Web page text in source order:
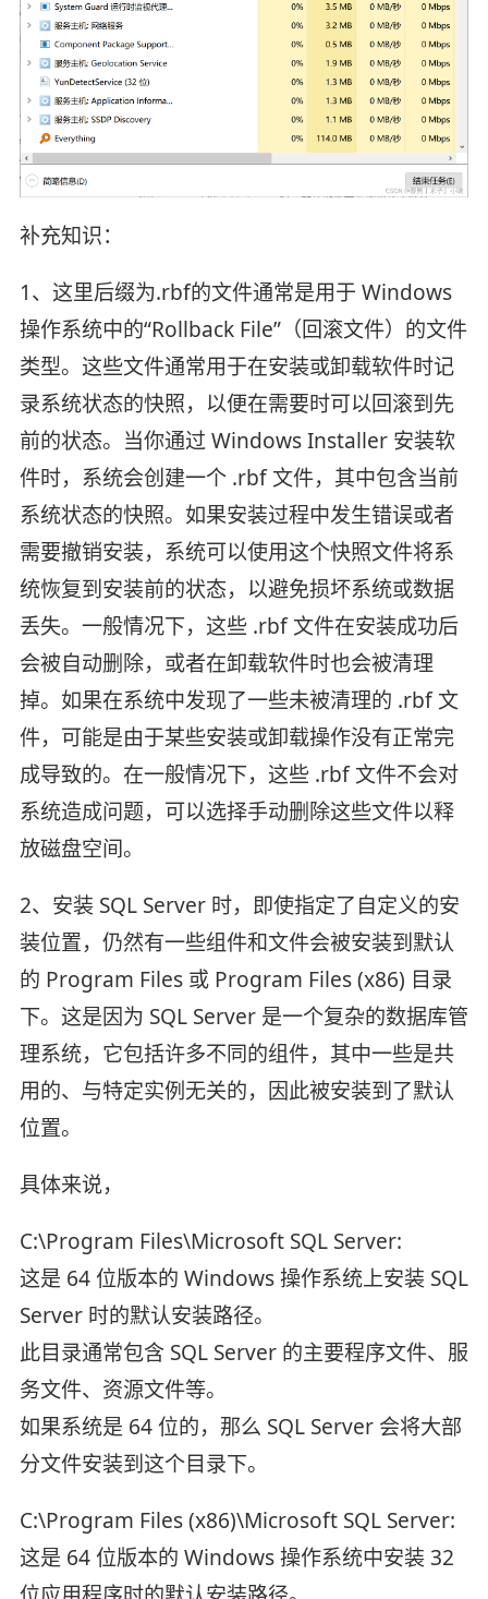
补充知识：
1、这里后缀为.rbf的文件通常是用于 Windows
操作系统中的“Rollback File”（回滚文件）的文件
类型。这些文件通常用于在安装或卸载软件时记
录系统状态的快照，以便在需要时可以回滚到先
前的状态。当你通过 Windows Installer 安装软
件时，系统会创建一个 .rbf 文件，其中包含当前
系统状态的快照。如果安装过程中发生错误或者
需要撤销安装，系统可以使用这个快照文件将系
统恢复到安装前的状态，以避免损坏系统或数据
丢失。一般情况下，这些 .rbf 文件在安装成功后
会被自动删除，或者在卸载软件时也会被清理
掉。如果在系统中发现了一些未被清理的 .rbf 文
件，可能是由于某些安装或卸载操作没有正常完
成导致的。在一般情况下，这些 .rbf 文件不会对
系统造成问题，可以选择手动删除这些文件以释
放磁盘空间。
2、安装 SQL Server 时，即使指定了自定义的安
装位置，仍然有一些组件和文件会被安装到默认
的 Program Files 或 Program Files (x86) 目录
下。这是因为 SQL Server 是一个复杂的数据库管
理系统，它包括许多不同的组件，其中一些是共
用的、与特定实例无关的，因此被安装到了默认
位置。
具体来说，
C:\Program Files\Microsoft SQL Server:
这是 64 位版本的 Windows 操作系统上安装 SQL
Server 时的默认安装路径。
此目录通常包含 SQL Server 的主要程序文件、服
务文件、资源文件等。
如果系统是 64 位的，那么 SQL Server 会将大部
分文件安装到这个目录下。
C:\Program Files (x86)\Microsoft SQL Server:
这是 64 位版本的 Windows 操作系统中安装 32